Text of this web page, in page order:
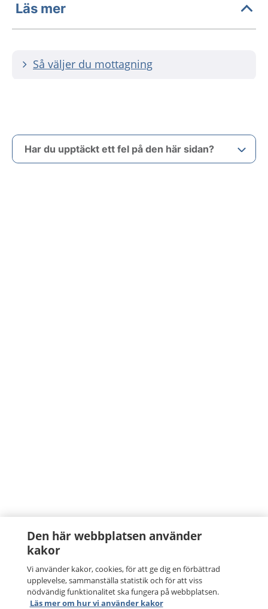
Läs mer
Så väljer du mottagning
Har du upptäckt ett fel på den här sidan?
Den här webbplatsen använder
kakor
Vi använder kakor, cookies, för att ge dig en förbättrad
upplevelse, sammanställa statistik och för att viss
nödvändig funktionalitet ska fungera på webbplatsen.
Läs mer om hur vi använder kakor